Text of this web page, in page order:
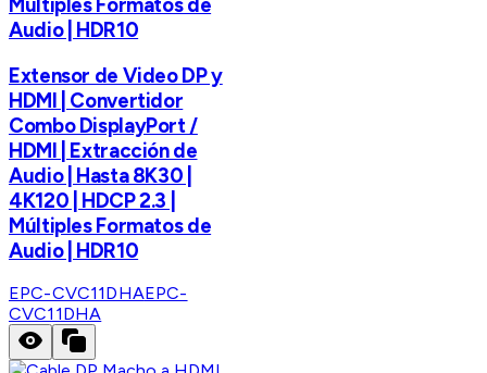
Audio | HDR10
Extensor de Video DP y
HDMI | Convertidor
Combo DisplayPort /
HDMI | Extracción de
Audio | Hasta 8K30 |
4K120 | HDCP 2.3 |
Múltiples Formatos de
Audio | HDR10
EPC-CVC11DHAEPC-
CVC11DHA